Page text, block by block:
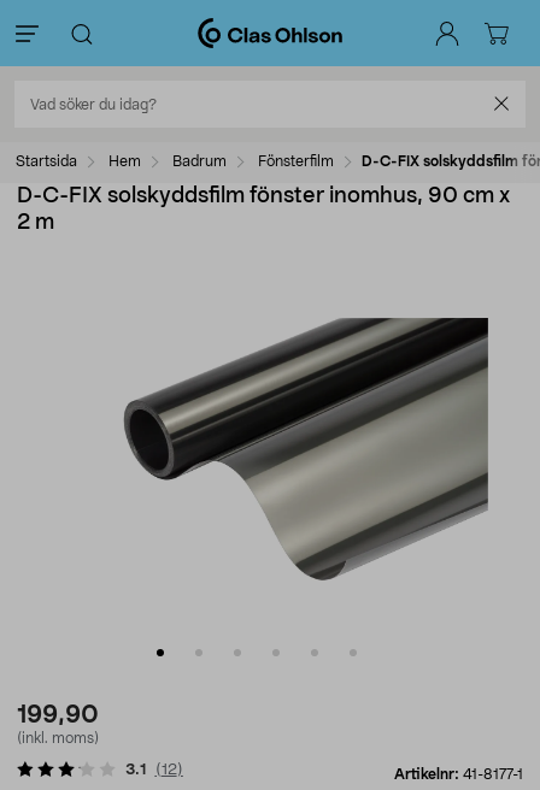
Startsida Hem Badrum Fönsterfilm D-C-FIX solskyddsfilm
D-C-FIX solskyddsfilm fönster inomhus, 90 cm x
2 m
199,90
(inkl. moms)
Artikelnr: 41-8177-1
3.1 (12)